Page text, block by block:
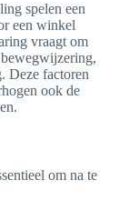
spelen een
een winkel
vraagt om
Deze factoren
ook de
om na te